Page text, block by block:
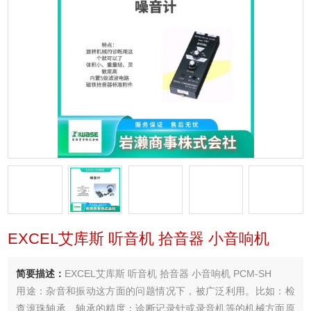
EXCEL艾库斯 听音机 拾音器 小音响机
简要描述： EXCEL艾库斯 听音机 拾音器 小音响机 PCM-SH
用途：杂音和振动这方面的问题情况下，被广泛利用。比如：检
查滚珠轴承、轴承的精度；诊断记录针或录音机等的机械方面原